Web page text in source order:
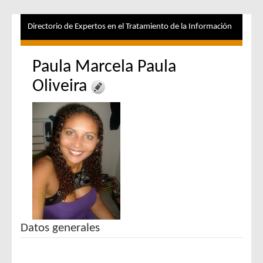
Directorio de Expertos en el Tratamiento de la Información
Paula Marcela Paula
Oliveira
Datos generales